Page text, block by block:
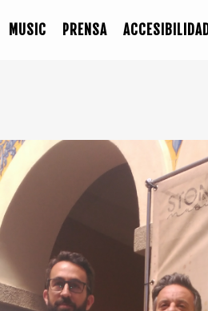
MUSIC PRENSA